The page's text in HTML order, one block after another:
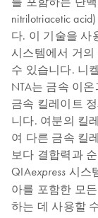
nitrilotriacetic
다. 이 기술을 사
시스템에서 거의
수 있습니다. 니
NTA는 금속 이
금속 킬레이트
니다. 여분의 킬
여 다른 금속 킬
보다 결합력과
QIAexpress 시스
아를 포함한 모
하는 데 사용할